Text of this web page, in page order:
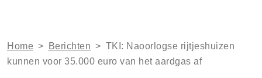
Home > Berichten > TKI: Naoorlogse rijtjeshuizen
kunnen voor 35.000 euro van het aardgas af